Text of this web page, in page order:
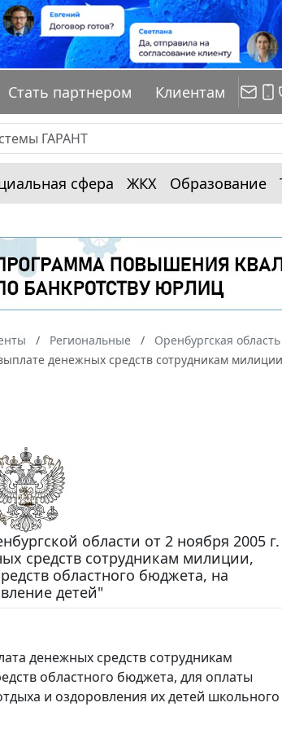
Стать партнером Клиентам
сфера ЖКХ Образование
Региональные Оренбургская область
денежных средств сотрудникам
области от 2 ноября 2005 г.
средств сотрудникам милиции,
областного бюджета, на
детей"
денежных средств сотрудникам
областного бюджета, для оплаты
и оздоровления их детей школьного